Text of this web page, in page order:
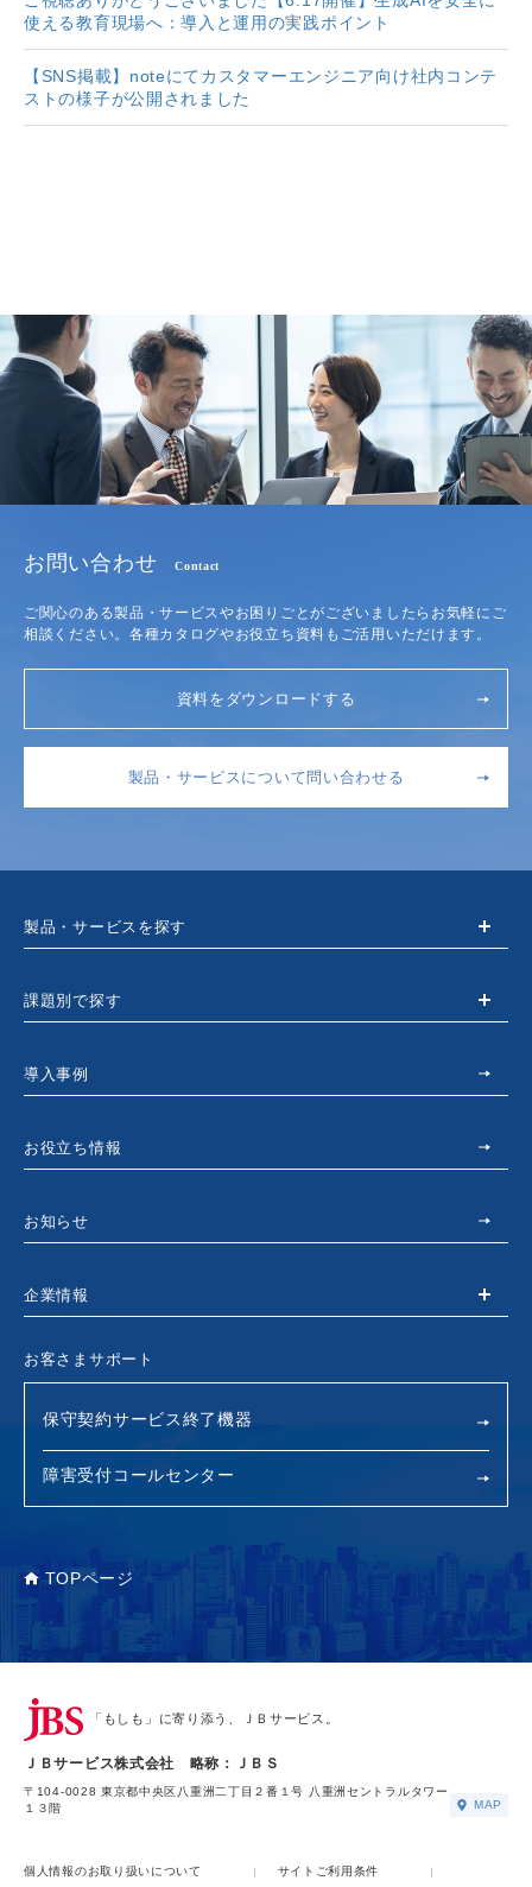
使える教育現場へ：導入と運用の実践ポイント
【SNS掲載】noteにてカスタマーエンジニア向け社内コンテ
ストの様子が公開されました
お問い合わせ Contact
ご関心のある製品・サービスやお困りごとがございましたらお気軽にご
相談ください。各種カタログやお役立ち資料もご活用いただけます。
資料をダウンロードする
製品・サービスについて問い合わせる
製品・サービスを探す
課題別で探す
導入事例
お役立ち情報
お知らせ
企業情報
お客さまサポート
保守契約サービス終了機器
障害受付コールセンター
TOPページ
「もしも」に寄り添う、ＪＢサービス。
ＪＢサービス株式会社 略称：ＪＢＳ
〒104-0028 東京都中央区八重洲二丁目２番１号 八重洲セントラルタワー
１３階
MAP
個人情報のお取り扱いについて サイトご利用条件